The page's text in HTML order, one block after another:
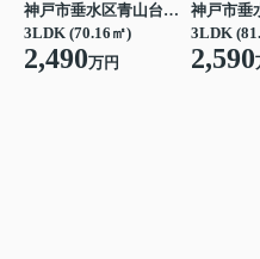
神戸市垂水区青山台８丁目
3LDK (70.16㎡)
2,490万円
3LDK
2,590